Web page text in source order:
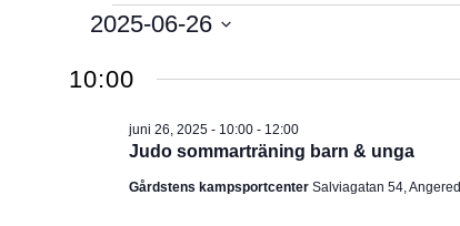
Evenemang
för
juni
26,
2025-06-26
ä
10:00
Judo sommarträning barn & unga
juni 26, 2025 - 10:00- 12:00
Gårdstens kampsportcenter Salviagatan 54, Angered